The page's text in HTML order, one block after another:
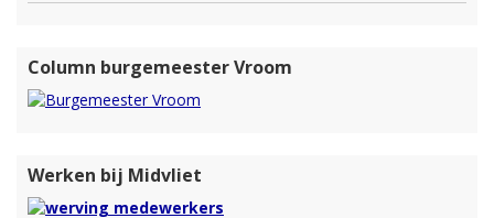
Column burgemeester Vroom
Werken bij Midvliet